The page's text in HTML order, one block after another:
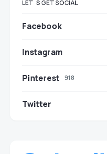
LET`S GET SOCIAL
Facebook
Instagram
Pinterest 918
Twitter